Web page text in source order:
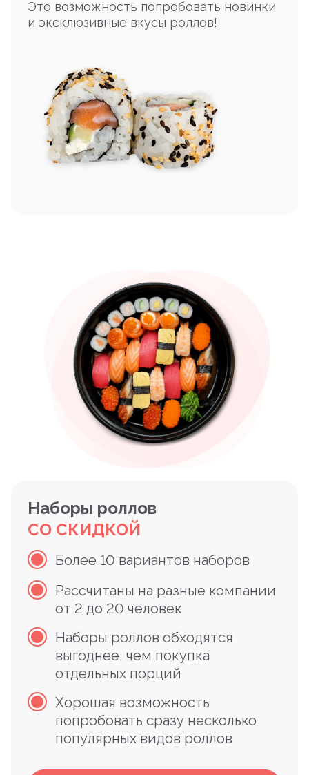
Это возможность попробовать новинки
и эксклюзивные вкусы роллов!
Наборы роллов
СО СКИДКОЙ
Более 10 вариантов наборов
Рассчитаны на разные компании
от 2 до 20 человек
Наборы роллов обходятся
выгоднее, чем покупка
отдельных порций
Хорошая возможность
попробовать сразу несколько
популярных видов роллов